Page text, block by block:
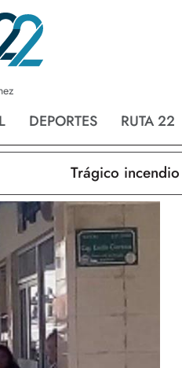
DEPORTES RUTA 22
Trágico incendio en